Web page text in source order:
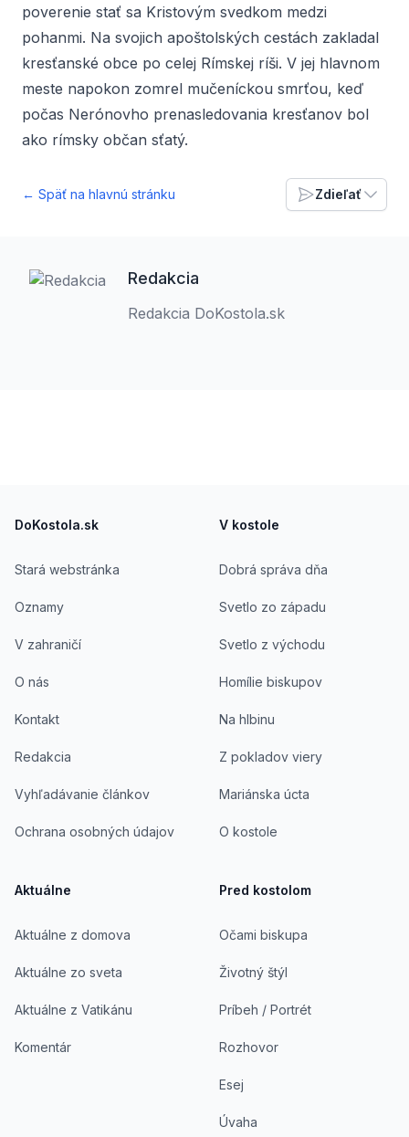
poverenie stať sa Kristovým svedkom medzi
pohanmi. Na svojich apoštolských cestách zakladal
kresťanské obce po celej Rímskej ríši. V jej hlavnom
meste napokon zomrel mučeníckou smrťou, keď
počas Nerónovho prenasledovania kresťanov bol
ako rímsky občan sťatý.
← Späť na hlavnú stránku Zdieľať
Redakcia
Redakcia DoKostola.sk
DoKostola.sk
Stará webstránka
Oznamy
V zahraničí
O nás
Kontakt
Redakcia
Vyhľadávanie článkov
Ochrana osobných údajov
Aktuálne
Aktuálne z domova
Aktuálne zo sveta
Aktuálne z Vatikánu
Komentár
V kostole
Dobrá správa dňa
Svetlo zo západu
Svetlo z východu
Homílie biskupov
Na hlbinu
Z pokladov viery
Mariánska úcta
O kostole
Pred kostolom
Očami biskupa
Životný štýl
Príbeh / Portrét
Rozhovor
Esej
Úvaha